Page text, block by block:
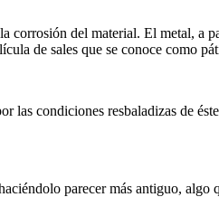
corrosión del material. El metal, a
de sales que se conoce como
las condiciones resbaladizas de
parecer más antiguo, algo